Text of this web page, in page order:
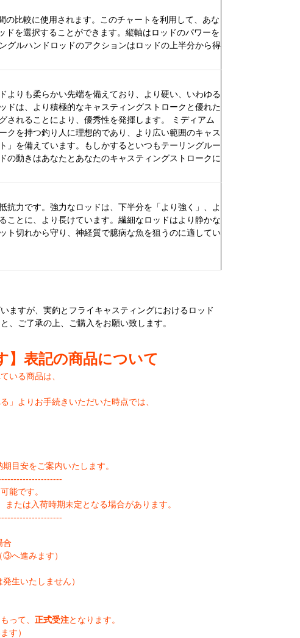
比較に使用されます。このチャートを利用して、あな
を選択することができます。縦軸はロッドのパワーを
グルハンドロッドのアクションはロッドの上半分から得
よりも柔らかい先端を備えており、より硬い、いわゆる
ドは、より積極的なキャスティングストロークと優れた
されることにより、優秀性を発揮します。 ミディアム
クを持つ釣り人に理想的であり、より広い範囲のキャス
」を備えています。もしかするといつもテーリングルー
の動きはあなたとあなたのキャスティングストロークに
抗力です。強力なロッドは、下半分を「より強く」、よ
ことに、より長けています。繊細なロッドはより静かな
ト切れから守り、神経質で臆病な魚を狙うのに適してい
ますが、実釣とフライキャスティングにおけるロッド
、ご了承の上、ご購入をお願い致します。
】表記の商品について
いる商品は、
」よりお手続きいただいた時点では、
目安をご案内いたします。
能です。
たは入荷時期未定となる場合があります。
合
へ進みます）
生いたしません）
って、 正式受注となります。
す）